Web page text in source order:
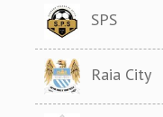
SPS
Raia City